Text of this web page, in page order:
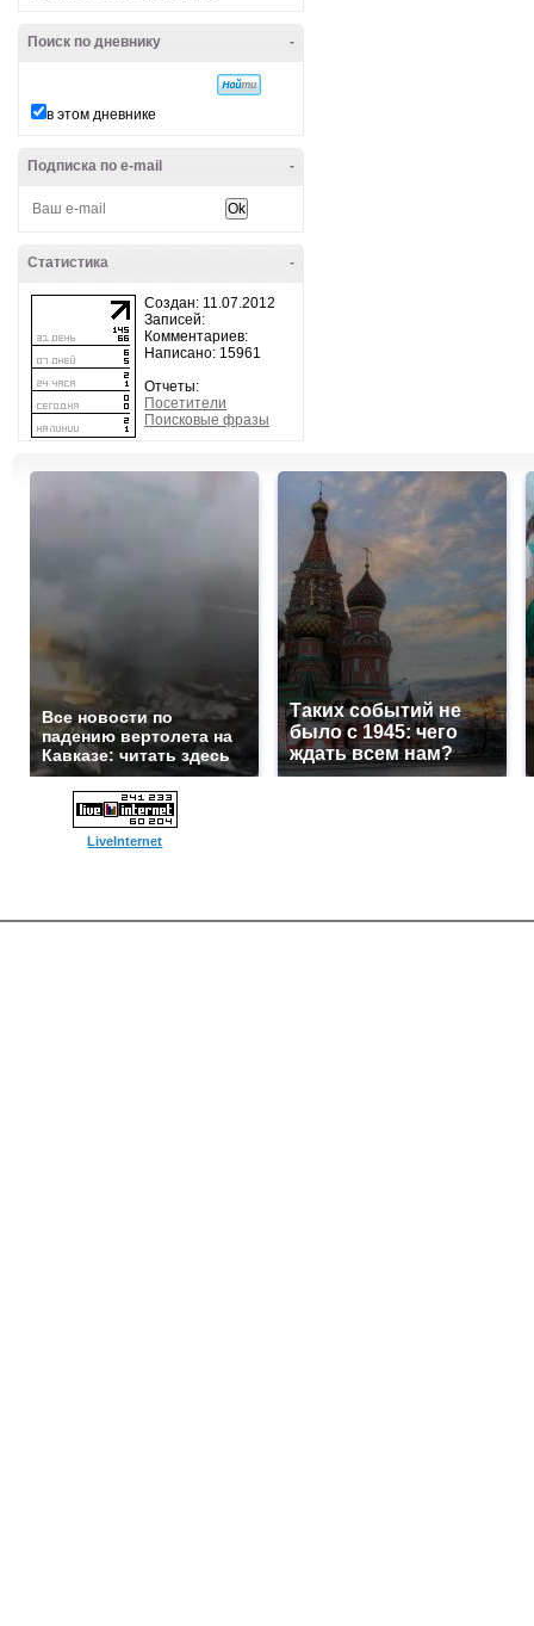
-
Поиск по дневнику
в этом дневнике
-
Подписка по e-mail
-
Статистика
Создан: 11.07.2012
Записей:
Комментариев:
Написано: 15961
Отчеты:
Посетители
Поисковые фразы
Все новости по
падению вертолета на
Кавказе: читать здесь
Таких событий не
было с 1945: чего
ждать всем нам?
LiveInternet